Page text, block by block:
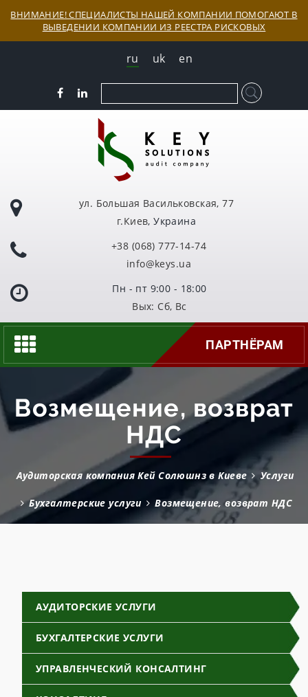
ВНИМАНИЕ! СПЕЦИАЛИСТЫ НАШЕЙ КОМПАНИИ ПОМОГАЮТ В
ВЫВЕДЕНИИ КОМПАНИИ ИЗ РЕЕСТРА РИСКОВЫХ
ru uk en
ул. Большая Васильковская, 77
г.Киев, Украина
+38 (068) 777-14-74
info@keys.ua
Пн - пт 9:00 - 18:00
Вых: Сб, Вс
ПАРТНЁРАМ
Возмещение, возврат
НДС
Аудиторская компания Кей Солюшнз в Киеве Услуги
Бухгалтерские услуги Возмещение, возврат НДС
АУДИТОРСКИЕ УСЛУГИ
БУХГАЛТЕРСКИЕ УСЛУГИ
УПРАВЛЕНЧЕСКИЙ КОНСАЛТИНГ